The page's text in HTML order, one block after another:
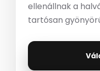
ellenállnak a
tartósan